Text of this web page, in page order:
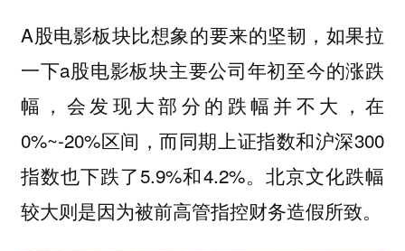
A股电影板块比想象的要来的坚韧，如果拉
一下a股电影板块主要公司年初至今的涨跌
幅，会发现大部分的跌幅并不大，在
0%~-20%区间，而同期上证指数和沪深300
指数也下跌了5.9%和4.2%。北京文化跌幅
较大则是因为被前高管指控财务造假所致。